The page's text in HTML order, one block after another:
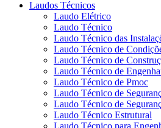
Laudos Técnicos
Laudo Elétrico
Laudo Técnico
Laudo Técnico das
Laudo Técnico de
Laudo Técnico de
Laudo Técnico de
Laudo Técnico de Pmoc
Laudo Técnico de
Laudo Técnico de
Laudo Técnico Estrutural
Laudo Técnico para